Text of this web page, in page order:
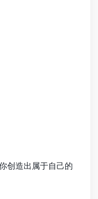
创造出属于自己的